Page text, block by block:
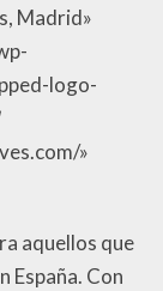
Madrid»
logo-
»
aquellos que
España. Con